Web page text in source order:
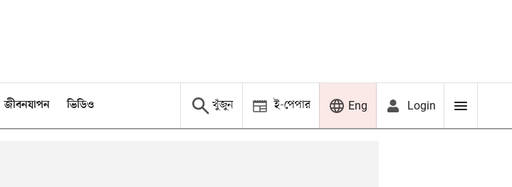
জীবনযাপন ভিডিও খুঁজুন ই-পেপার Eng Login